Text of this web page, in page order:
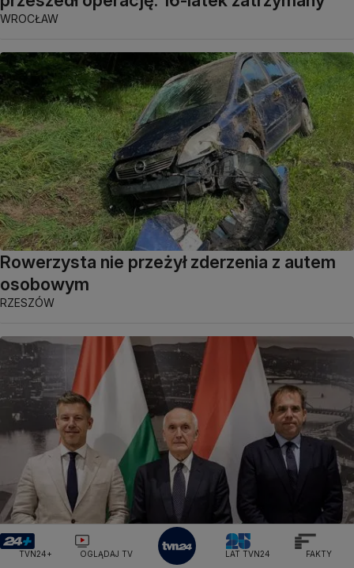
WROCŁAW
Rowerzysta nie przeżył zderzenia z autem
osobowym
RZESZÓW
Tisza ogłosiła nowego kandydata
TVN24+ OGLĄDAJ TV LAT TVN24 FAKTY